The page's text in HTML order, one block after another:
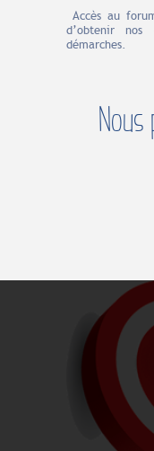
Accès au
d’obtenir nos
démarches.